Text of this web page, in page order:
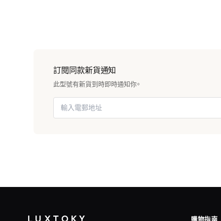
訂閱同款新貨通知
此型號有新貨到時即時通知你。
購物指南